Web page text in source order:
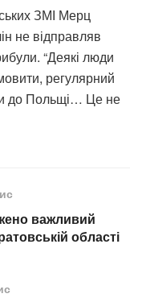
ЗМІ Мерц
не відправляв
“Деякі люди
регулярний
до Польщі… Це не
важливий
області